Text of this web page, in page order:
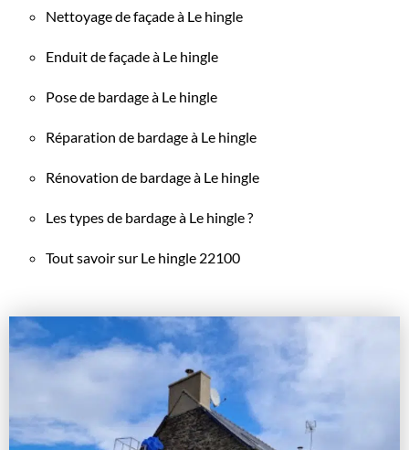
Nettoyage de façade à Le hingle
Enduit de façade à Le hingle
Pose de bardage à Le hingle
Réparation de bardage à Le hingle
Rénovation de bardage à Le hingle
Les types de bardage à Le hingle ?
Tout savoir sur Le hingle 22100